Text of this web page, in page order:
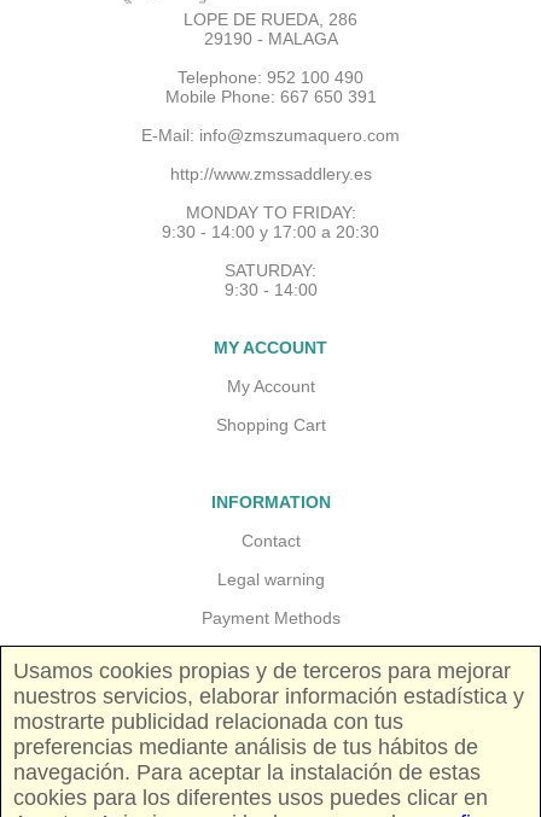
LOPE DE RUEDA, 286
29190 - MALAGA
Telephone: 952 100 490
Mobile Phone: 667 650 391
E-Mail: info@zmszumaquero.com
http://www.zmssaddlery.es
MONDAY TO FRIDAY:
9:30 - 14:00 y 17:00 a 20:30
SATURDAY:
9:30 - 14:00
MY ACCOUNT
My Account
Shopping Cart
INFORMATION
Contact
Legal warning
Payment Methods
Shipping costs
Pricing and availability
FOLLOW US
Usamos cookies propias y de terceros para mejorar
nuestros servicios, elaborar información estadística y
mostrarte publicidad relacionada con tus
preferencias mediante análisis de tus hábitos de
navegación. Para aceptar la instalación de estas
cookies para los diferentes usos puedes clicar en